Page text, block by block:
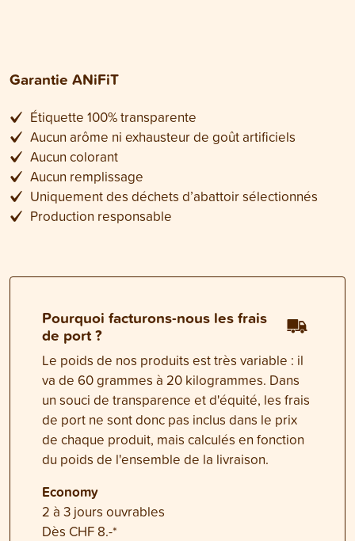
Garantie ANiFiT
Étiquette 100% transparente
Aucun arôme ni exhausteur de goût artificiels
Aucun colorant
Aucun remplissage
Uniquement des déchets d’abattoir sélectionnés
Production responsable
Pourquoi facturons-nous les frais
de port ?
Le poids de nos produits est très variable : il
va de 60 grammes à 20 kilogrammes. Dans
un souci de transparence et d'équité, les frais
de port ne sont donc pas inclus dans le prix
de chaque produit, mais calculés en fonction
du poids de l'ensemble de la livraison.
Economy
2 à 3 jours ouvrables
Dès CHF 8.-*